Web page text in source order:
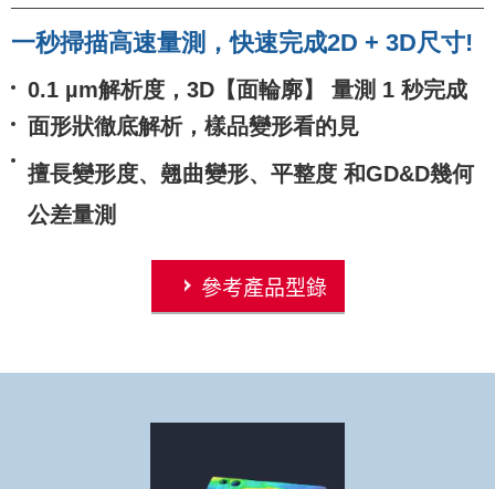
一秒掃描高速量測，快速完成2D + 3D尺寸!
0.1 µm解析度，3D【面輪廓】 量測 1 秒完成
面形狀徹底解析，樣品變形看的見
擅長變形度、翹曲變形、平整度 和GD&D幾何
公差量測
參考產品型錄